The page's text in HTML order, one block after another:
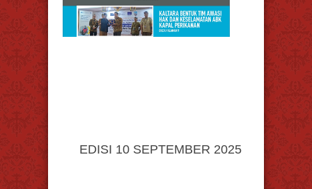
EDISI 10 SEPTEMBER 2025